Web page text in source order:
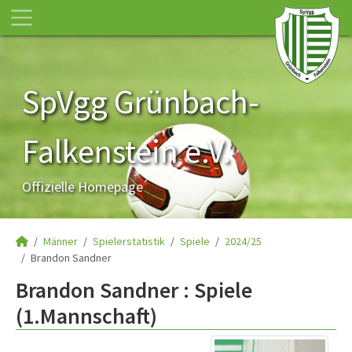
SpVgg Grünbach-
Falkenstein e.V.
Offizielle Homepage
Männer Spielerstatistik Spiele
2024/25
Brandon Sandner
Brandon Sandner : Spiele
(1.Mannschaft)